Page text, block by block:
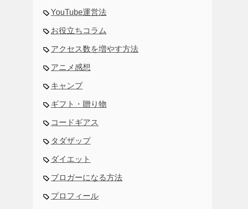
YouTube運営法
お役立ちコラム
アクセス数を増やす方法
アニメ感想
キャンプ
ギフト・贈り物
コードギアス
タダザップ
ダイエット
ブロガーになる方法
プロフィール